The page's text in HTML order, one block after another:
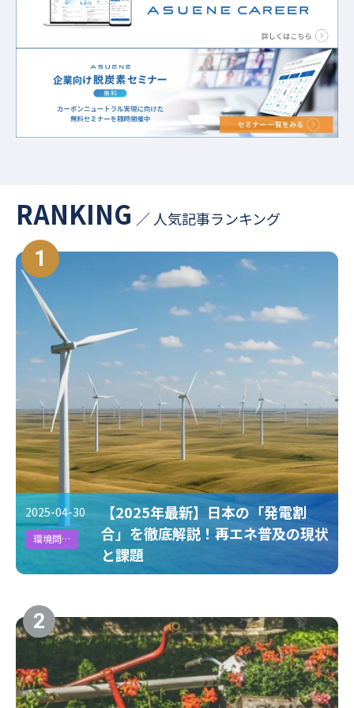
#従業員満足度 #グリーンファイナンス #CFP
#バイオマス #食品 #GXスキル標準 #RE100
#FIP制度 #環境省 #再生可能エネルギー
#カーボンプライシング #排出量取引制度 #COP30
#ジャパンパビリオン #人権DD #CO2排出係数
#循環型社会 #エネルギー #電池
#人口光合成 #Scope3 #排出権取引 #再エネ
#国連機構変動枠組条約締約国会議 #SDGs #排出原単位
#循環型経済 #VPP #脱炭素 #電気EV
#スマートシティ #サプライチェーン #発電 #CDP
#エネマネ #インターナルカーボンプライシング
#カーボンオフセット、カーボンプライシング、排出権取引、排出量取
引
#クリーニング
RANKING ／ 人気記事ランキング
1
2025-04-30
環境問題
【2025年最新】日本の「発電割
合」を徹底解説！再エネ普及の現状
と課題
2